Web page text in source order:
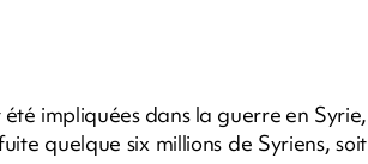
impliquées dans la guerre en Syrie,
quelque six millions de Syriens, soit